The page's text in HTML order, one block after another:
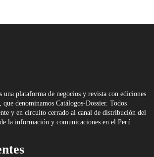
una plataforma de negocios y revista con ediciones
que denominamos Catálogos-Dossier. Todos
y en circuito cerrado al canal de distribución del
la información y comunicaciones en el Perú.